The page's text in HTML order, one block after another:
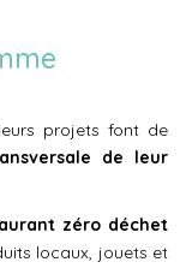
projets font de
de leur
zéro déchet
locaux, jouets et